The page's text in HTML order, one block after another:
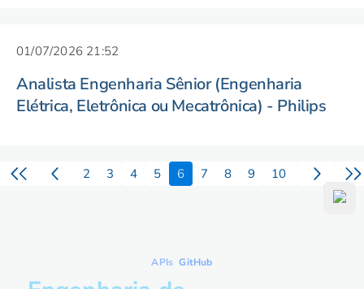
01/07/2026 21:52
Analista Engenharia Sênior (Engenharia
Elétrica, Eletrônica ou Mecatrônica) - Philips
2 3 4 5 6 7 8 9 10
APIs GitHub